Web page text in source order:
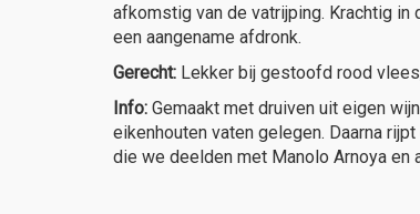
afkomstig van de vatrijping. Krachtig in
een aangename afdronk.
Gerecht: Lekker bij gestoofd rood
Info: Gemaakt met druiven uit eigen
eikenhouten vaten gelegen. Daarna
die we deelden met Manolo Arnoya en